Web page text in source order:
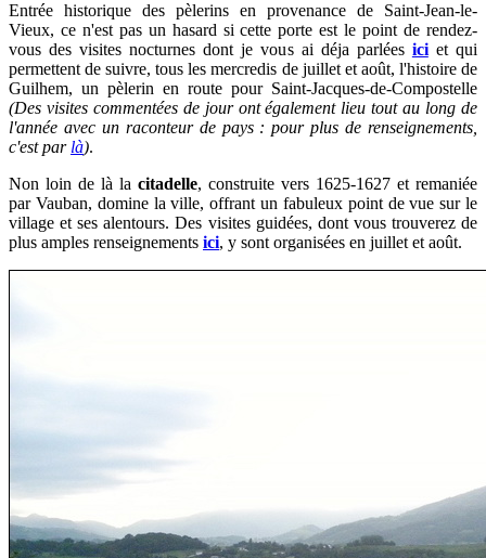
Entrée historique des pèlerins en provenance de Saint-Jean-le-
Vieux, ce n'est pas un hasard si cette porte est le point de rendez-
vous des visites nocturnes dont je vous ai déja parlées ici et qui
permettent de suivre, tous les mercredis de juillet et août, l'histoire de
Guilhem, un pèlerin en route pour Saint-Jacques-de-Compostelle
(Des visites commentées de jour ont également lieu tout au long de
l'année avec un raconteur de pays : pour plus de renseignements,
c'est par là).
Non loin de là la citadelle, construite vers 1625-1627 et remaniée
par Vauban, domine la ville, offrant un fabuleux point de vue sur le
village et ses alentours. Des visites guidées, dont vous trouverez de
plus amples renseignements ici, y sont organisées en juillet et août.